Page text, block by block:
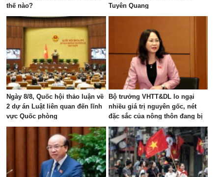
thế nào?
Tuyên Quang
Ngày 8/8, Quốc hội thảo luận về
2 dự án Luật liên quan đến lĩnh
vực Quốc phòng
Bộ trưởng VHTT&DL lo ngại
nhiều giá trị nguyên gốc, nét
đặc sắc của nông thôn đang bị
"bê tông hóa"